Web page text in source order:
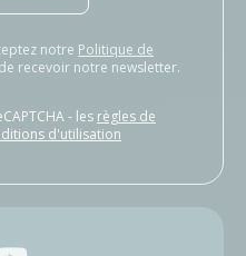
notre Politique de
recevoir notre newsletter.
- les règles de
d'utilisation